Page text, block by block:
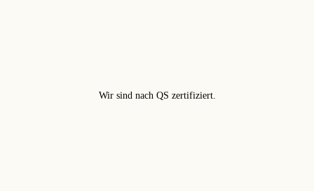
Wir sind nach QS zertifiziert.